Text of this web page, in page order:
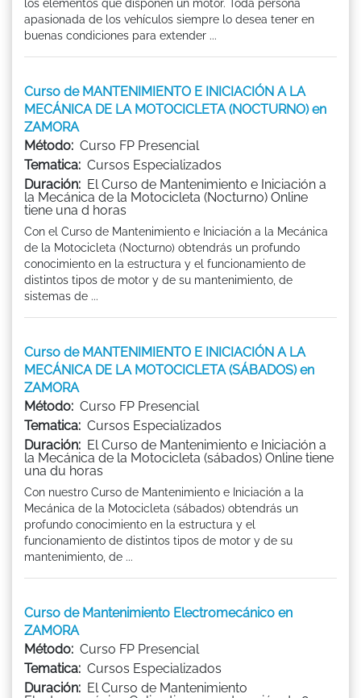
los elementos que disponen un motor. Toda persona
apasionada de los vehículos siempre lo desea tener en
buenas condiciones para extender ...
Curso de MANTENIMIENTO E INICIACIÓN A LA
MECÁNICA DE LA MOTOCICLETA (NOCTURNO) en
ZAMORA
Método: Curso FP Presencial
Tematica: Cursos Especializados
Duración: El Curso de Mantenimiento e Iniciación a
la Mecánica de la Motocicleta (Nocturno) Online
tiene una d horas
Con el Curso de Mantenimiento e Iniciación a la Mecánica
de la Motocicleta (Nocturno) obtendrás un profundo
conocimiento en la estructura y el funcionamiento de
distintos tipos de motor y de su mantenimiento, de
sistemas de ...
Curso de MANTENIMIENTO E INICIACIÓN A LA
MECÁNICA DE LA MOTOCICLETA (SÁBADOS) en
ZAMORA
Método: Curso FP Presencial
Tematica: Cursos Especializados
Duración: El Curso de Mantenimiento e Iniciación a
la Mecánica de la Motocicleta (sábados) Online tiene
una du horas
Con nuestro Curso de Mantenimiento e Iniciación a la
Mecánica de la Motocicleta (sábados) obtendrás un
profundo conocimiento en la estructura y el
funcionamiento de distintos tipos de motor y de su
mantenimiento, de ...
Curso de Mantenimiento Electromecánico en
ZAMORA
Método: Curso FP Presencial
Tematica: Cursos Especializados
Duración: El Curso de Mantenimiento